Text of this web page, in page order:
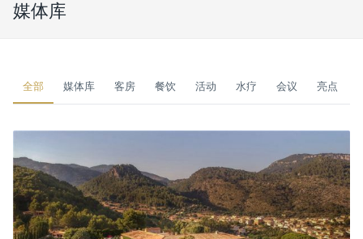
媒体库
全部 媒体库 客房 餐饮 活动 水疗 会议 亮点